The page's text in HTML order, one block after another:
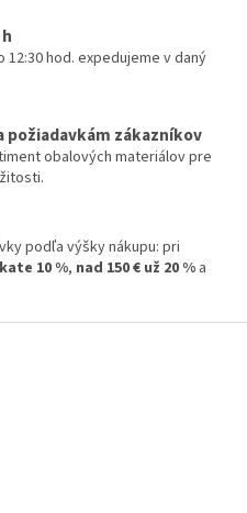
hod. expedujeme v daný
požiadavkám zákazníkov
obalových materiálov pre
podľa výšky nákupu: pri
10 %, nad 150 € už 20 % a